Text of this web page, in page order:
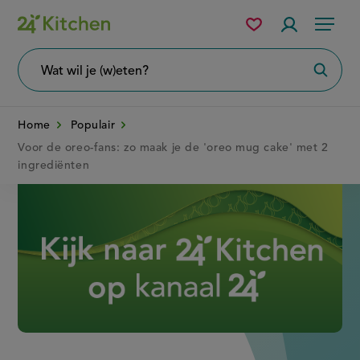
Overslaan
en
naar
Menu
wil
Mijn
bewaarde
Home
Populair
Voor de oreo-fans: zo maak je de 'oreo mug cake' met 2
ingrediënten